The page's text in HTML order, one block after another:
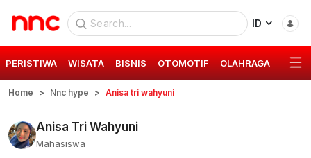
ID
PERISTIWA WISATA BISNIS OTOMOTIF OLAHRAGA GAYA
Home Nnc hype Anisa tri wahyuni
Anisa Tri Wahyuni
Mahasiswa